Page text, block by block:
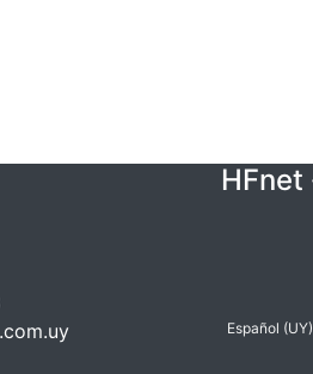
HFnet
Español (UY)